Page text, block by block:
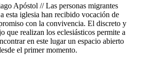
Apóstol // Las personas migrantes
esta iglesia han recibido vocación de
con la convivencia. El discreto y
que realizan los eclesiásticos permite a
en este lugar un espacio abierto
el primer momento.